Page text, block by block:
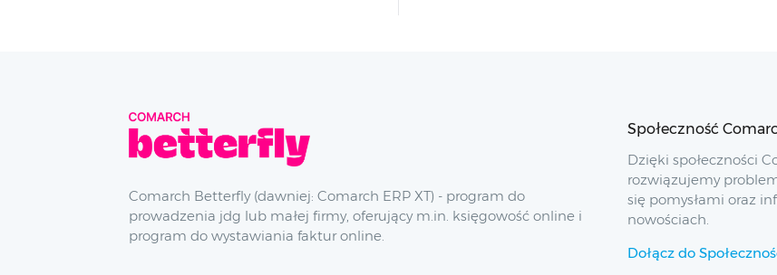
Comarch Betterfly (dawniej: Comarch ERP XT) - program do
prowadzenia jdg lub małej firmy, oferujący m.in. księgowość online i
program do wystawiania faktur online.
Społeczność
Dzięki społeczności
rozwiązujemy
się pomysłami oraz
nowościach.
Dołącz do